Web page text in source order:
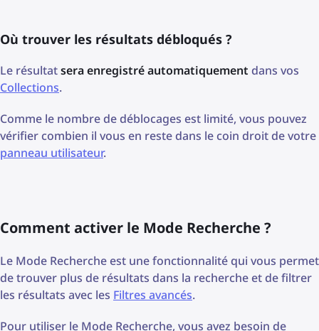
Où trouver les résultats débloqués ?
Le résultatsera enregistré automatiquement dans vos
Collections.
Comme le nombre de déblocages est limité, vous pouvez
vérifier combien il vous en reste dans le coin droit de votre
panneau utilisateur.
Comment activer le Mode Recherche ?
Le Mode Recherche est une fonctionnalité qui vous permet
de trouver plus de résultats dans la recherche et de filtrer
les résultats avec les Filtres avancés.
Pour utiliser le Mode Recherche, vous avez besoin de